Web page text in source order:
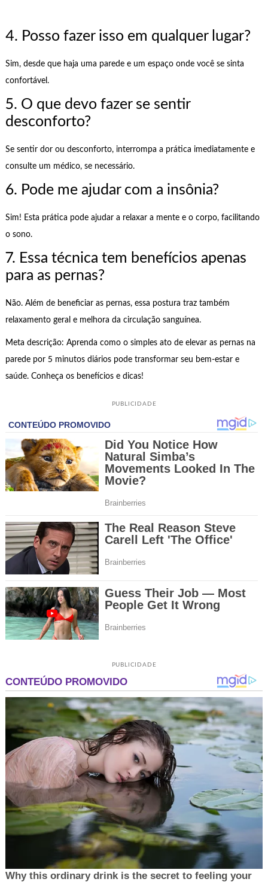
4. Posso fazer isso em qualquer lugar?
Sim, desde que haja uma parede e um espaço onde você se sinta
confortável.
5. O que devo fazer se sentir
desconforto?
Se sentir dor ou desconforto, interrompa a prática imediatamente e
consulte um médico, se necessário.
6. Pode me ajudar com a insônia?
Sim! Esta prática pode ajudar a relaxar a mente e o corpo, facilitando
o sono.
7. Essa técnica tem benefícios apenas
para as pernas?
Não. Além de beneficiar as pernas, essa postura traz também
relaxamento geral e melhora da circulação sanguínea.
Meta descrição: Aprenda como o simples ato de elevar as pernas na
parede por 5 minutos diários pode transformar seu bem-estar e
saúde. Conheça os benefícios e dicas!
PUBLICIDADE
PUBLICIDADE